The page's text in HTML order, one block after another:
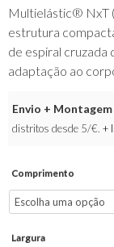
Multielástic® NxT
estrutura
de espiral cruzada
adaptação ao
Envio +
distritos desde 5/€. +
Comprimento
Largura